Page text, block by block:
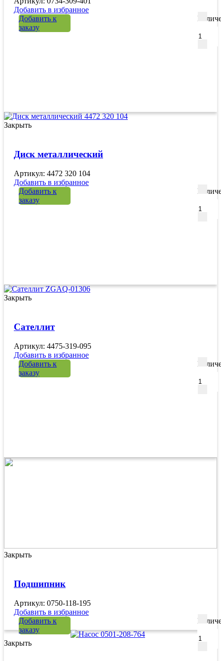
Добавить в избранное
Добавить к
заказу
Закрыть
Диск металлический
Артикул: 4472 320 104
Добавить в избранное
Добавить к
заказу
Закрыть
Сателлит
Артикул: 4475-319-095
Добавить в избранное
Добавить к
заказу
Закрыть
Подшипник
Артикул: 0750-118-195
Добавить в избранное
Добавить к
заказу
Закрыть